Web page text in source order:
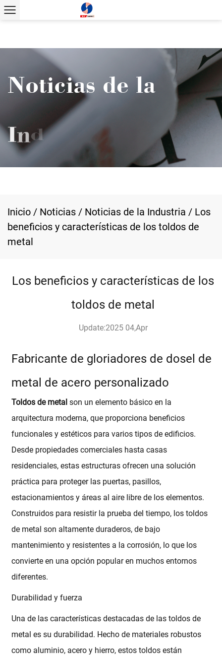
Inicio / Noticias / Noticias de la Industria / Los
beneficios y características de los toldos de
metal
Los beneficios y características de los
toldos de metal
Update:2025 04,Apr
Fabricante de gloriadores de dosel de
metal de acero personalizado
Toldos de metalson un elemento básico en la
arquitectura moderna, que proporciona beneficios
funcionales y estéticos para varios tipos de edificios.
Desde propiedades comerciales hasta casas
residenciales, estas estructuras ofrecen una solución
práctica para proteger las puertas, pasillos,
estacionamientos y áreas al aire libre de los elementos.
Construidos para resistir la prueba del tiempo, los toldos
de metal son altamente duraderos, de bajo
mantenimiento y resistentes a la corrosión, lo que los
convierte en una opción popular en muchos entornos
diferentes.
Durabilidad y fuerza
Una de las características destacadas de las toldos de
metal es su durabilidad. Hecho de materiales robustos
como aluminio, acero y hierro, estos toldos están